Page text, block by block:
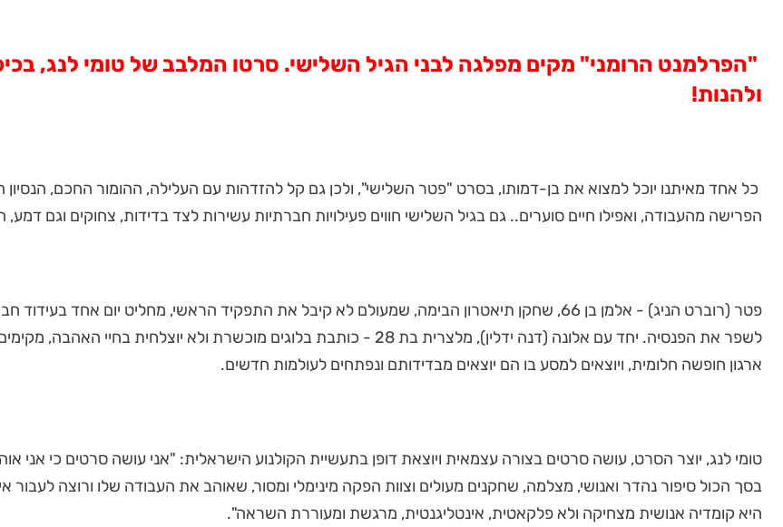
"הפרלמנט הרומני" מקים מפלגה לבני הגיל השלישי. סרטו המלבב של טומי לנג,
ולהנות!
כל אחד מאיתנו יוכל למצוא את בן-דמותו, בסרט "פטר השלישי", ולכן גם קל להזדהות עם העלילה, ההומור החכם, הנסיון
הפרישה מהעבודה, ואפילו חיים סוערים.. גם בגיל השלישי חווים פעילויות חברתיות עשירות לצד בדידות, צחוקים וגם
פטר (רוברט הניג) - אלמן בן 66, שחקן תיאטרון הבימה, שמעולם לא קיבל את התפקיד הראשי, מחליט יום
לשפר את הפנסיה. יחד עם אלונה (דנה ידלין), מלצרית בת 28 - כותבת בלוגים מוכשרת
ארגון חופשה חלומית, ויוצאים למסע בו הם יוצאים מבדידותם ונפתחים לעולמות חדשים.
טומי לנג, יוצר הסרט, עושה סרטים בצורה עצמאית ויוצאת דופן בתעשיית הקולנוע הישראלית: "אני עושה סרטים כי אני
בסך הכול סיפור נהדר ואנושי, מצלמה, שחקנים מעולים וצוות הפקה מינימלי ומסור, שאוהב את העבודה שלו ורוצה
היא קומדיה אנושית מצחיקה ולא פלקאטית, אינטליגנטית, מרגשת ומעוררת השראה".